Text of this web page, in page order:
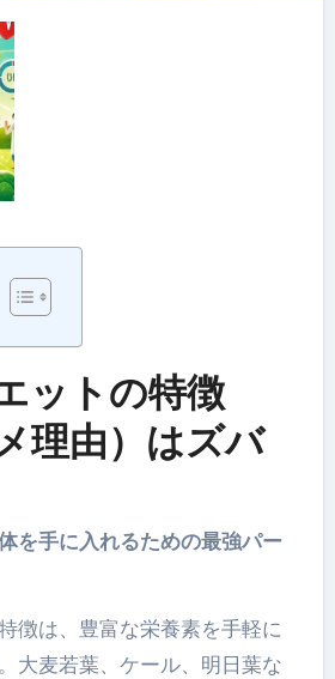
ットの特徴
理由）はズバ
を手に入れるための最強パー
徴は、豊富な栄養素を手軽に
大麦若葉、ケール、明日葉な